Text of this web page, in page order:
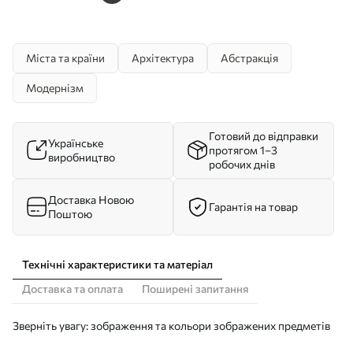
Міста та країни Архітектура Абстракція
Модернізм
Українське
виробництво
Готовий до відправки
протягом 1–3
робочих днів
Доставка Новою
Поштою
Гарантія на товар
Технічні характеристики та матеріал
Доставка та оплата
Поширені запитання
Зверніть увагу: зображення та кольори зображених предметів